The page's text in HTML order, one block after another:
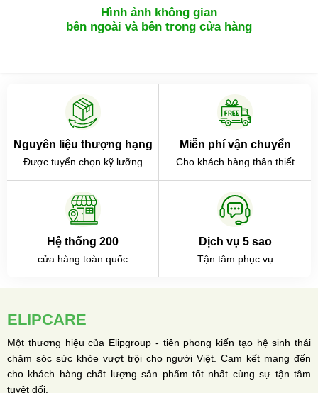
Hình ảnh không gian
bên ngoài và bên trong cửa hàng
Nguyên liệu thượng hạng
Được tuyển chọn kỹ lưỡng
Miễn phí vận chuyển
Cho khách hàng thân thiết
Hệ thống 200
cửa hàng toàn quốc
Dịch vụ 5 sao
Tận tâm phục vụ
ELIPCARE
Một thương hiệu của Elipgroup - tiên phong kiến tạo hệ sinh thái
chăm sóc sức khỏe vượt trội cho người Việt. Cam kết mang đến
cho khách hàng chất lượng sản phẩm tốt nhất cùng sự tận tâm
tuyệt đối.